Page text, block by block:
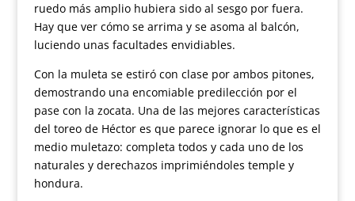
ruedo más amplio hubiera sido al sesgo por fuera.
Hay que ver cómo se arrima y se asoma al balcón,
luciendo unas facultades envidiables.
Con la muleta se estiró con clase por ambos pitones,
demostrando una encomiable predilección por el
pase con la zocata. Una de las mejores características
del toreo de Héctor es que parece ignorar lo que es el
medio muletazo: completa todos y cada uno de los
naturales y derechazos imprimiéndoles temple y
hondura.